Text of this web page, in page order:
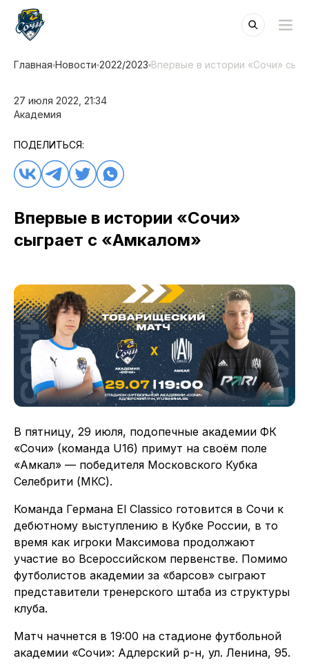
Главная Новости 2022/2023 Впервые в истории «Сочи»
27 июля 2022, 21:34
Академия
ПОДЕЛИТЬСЯ:
Впервые в истории «Сочи»
сыграет с «Амкалом»
В пятницу, 29 июля, подопечные академии ФК
«Сочи» (команда U16) примут на своём поле
«Амкал» — победителя Московского Кубка
Селебрити (МКС).
Команда Германа El Classico готовится в Сочи к
дебютному выступлению в Кубке России, в то
время как игроки Максимова продолжают
участие во Всероссийском первенстве. Помимо
футболистов академии за «барсов» сыграют
представители тренерского штаба из структуры
клуба.
Матч начнется в 19:00 на стадионе футбольной
академии «Сочи»: Адлерский р-н, ул. Ленина, 95.